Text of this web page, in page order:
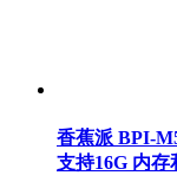
香蕉派 BPI-
支持16G 内存